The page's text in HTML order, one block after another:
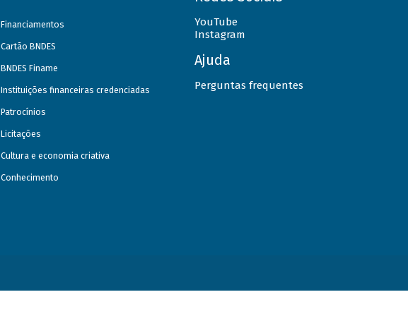
Financiamentos
Cartão BNDES
BNDES Finame
Instituições financeiras credenciadas
Patrocínios
Licitações
Cultura e economia criativa
Conhecimento
YouTube
Instagram
Ajuda
Perguntas frequentes